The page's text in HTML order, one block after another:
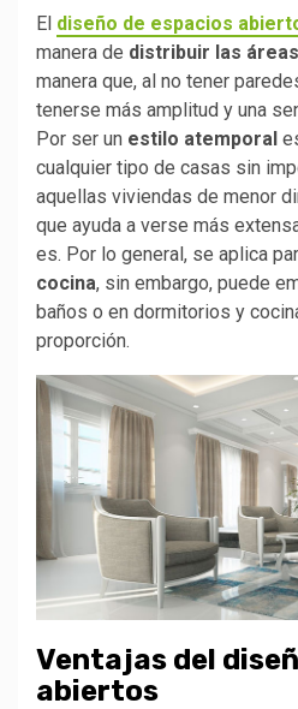
El diseño de espacios
manera de distribuir las áreas
manera que, al no tener
tenerse más amplitud y una
Por ser un estilo atemporal
cualquier tipo de casas sin
aquellas viviendas de menor
que ayuda a verse más
es. Por lo general, se aplica
cocina, sin embargo, puede
baños o en dormitorios y
proporción.
Ventajas del
abiertos